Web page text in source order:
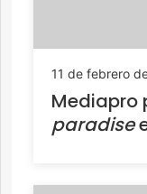
11 de febrero
Mediapro
paradise